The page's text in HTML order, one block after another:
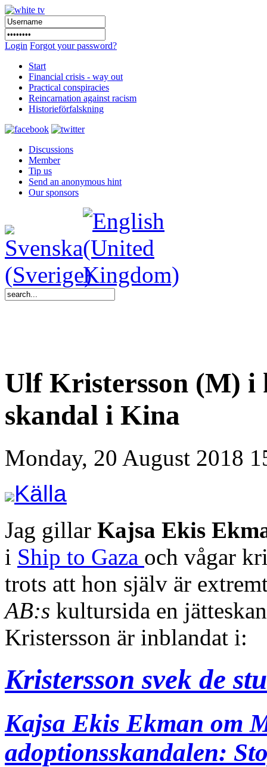
Login Forgot your password?
Start
Financial crisis - way out
Practical conspiracies
Reincarnation against racism
Historieförfalskning
Discussions
Member
Tip us
Send an anonymous hint
Our sponsors
Ulf Kristersson (M) i
skandal i Kina
Monday, 20 August 2018
Källa
Jag gillar Kajsa Ekis
i Ship to Gaza och vågar
trots att hon själv är
AB:s kultursida en
Kristersson är inblandat i:
Kristersson svek de
Kajsa Ekis Ekman om
adoptionsskandalen: